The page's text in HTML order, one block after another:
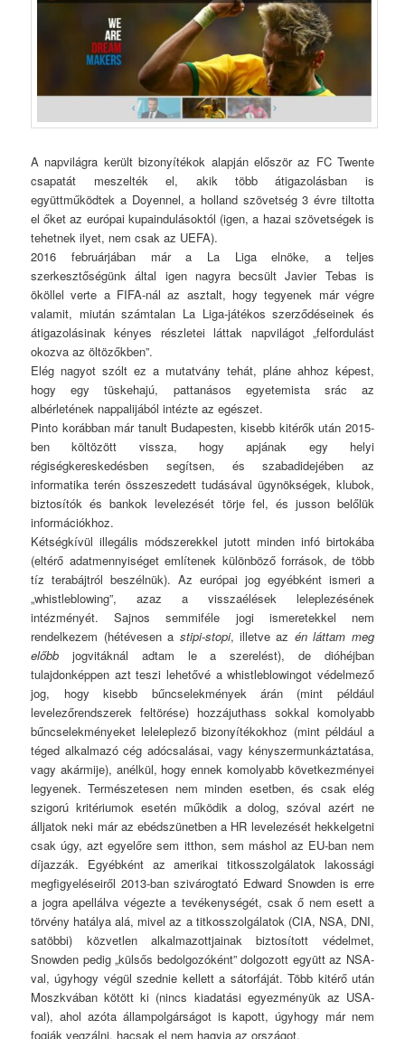
A napvilágra került bizonyítékok alapján először az FC Twente
csapatát meszelték el, akik több átigazolásban is
együttműködtek a Doyennel, a holland szövetség 3 évre tiltotta
el őket az európai kupaindulásoktól (igen, a hazai szövetségek is
tehetnek ilyet, nem csak az UEFA).
2016 februárjában már a La Liga elnöke, a teljes
szerkesztőségünk által igen nagyra becsült Javier Tebas is
ököllel verte a FIFA-nál az asztalt, hogy tegyenek már végre
valamit, miután számtalan La Liga-játékos szerződéseinek és
átigazolásinak kényes részletei láttak napvilágot „felfordulást
okozva az öltözőkben”.
Elég nagyot szólt ez a mutatvány tehát, pláne ahhoz képest,
hogy egy tüskehajú, pattanásos egyetemista srác az
albérletének nappalijából intézte az egészet.
Pinto korábban már tanult Budapesten, kisebb kitérők után 2015-
ben költözött vissza, hogy apjának egy helyi
régiségkereskedésben segítsen, és szabadidejében az
informatika terén összeszedett tudásával ügynökségek, klubok,
biztosítók és bankok levelezését törje fel, és jusson belőlük
információkhoz.
Kétségkívül illegális módszerekkel jutott minden infó birtokába
(eltérő adatmennyiséget említenek különböző források, de több
tíz terabájtról beszélnük). Az európai jog egyébként ismeri a
„whistleblowing”, azaz a visszaélések leleplezésének
intézményét. Sajnos semmiféle jogi ismeretekkel nem
rendelkezem (hétévesen a stipi-stopi, illetve az én láttam meg
előbb jogvitáknál adtam le a szerelést), de dióhéjban
tulajdonképpen azt teszi lehetővé a whistleblowingot védelmező
jog, hogy kisebb bűncselekmények árán (mint például
levelezőrendszerek feltörése) hozzájuthass sokkal komolyabb
bűncselekményeket leleleplező bizonyítékokhoz (mint például a
téged alkalmazó cég adócsalásai, vagy kényszermunkáztatása,
vagy akármije), anélkül, hogy ennek komolyabb következményei
legyenek. Természetesen nem minden esetben, és csak elég
szigorú kritériumok esetén működik a dolog, szóval azért ne
álljatok neki már az ebédszünetben a HR levelezését hekkelgetni
csak úgy, azt egyelőre sem itthon, sem máshol az EU-ban nem
díjazzák. Egyébként az amerikai titkosszolgálatok lakossági
megfigyeléseiről 2013-ban szivárogtató Edward Snowden is erre
a jogra apellálva végezte a tevékenységét, csak ő nem esett a
törvény hatálya alá, mivel az a titkosszolgálatok (CIA, NSA, DNI,
satöbbi) közvetlen alkalmazottjainak biztosított védelmet,
Snowden pedig „külsős bedolgozóként” dolgozott együtt az NSA-
val, úgyhogy végül szednie kellett a sátorfáját. Több kitérő után
Moszkvában kötött ki (nincs kiadatási egyezményük az USA-
val), ahol azóta állampolgárságot is kapott, úgyhogy már nem
fogják vegzálni, hacsak el nem hagyja az országot.